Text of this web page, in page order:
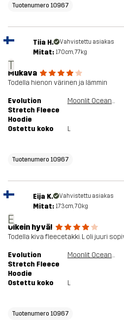
Tuotenumero 10967
T
Tiia H. Vahvistettu asiakas
Mitat: 170cm, 77kg
Mukava
Todella hienon värinen ja lämmin
Evolution
Stretch Fleece
Hoodie
Moonlit Ocean/Stellar
Ostettu koko L
Tuotenumero 10967
E
Eija K. Vahvistettu asiakas
Mitat: 173cm, 70kg
Oikein hyvä!
Todella kiva fleecetakki. L oli juuri
Evolution
Stretch Fleece
Hoodie
Moonlit Ocean/Stellar
Ostettu koko L
Tuotenumero 10967